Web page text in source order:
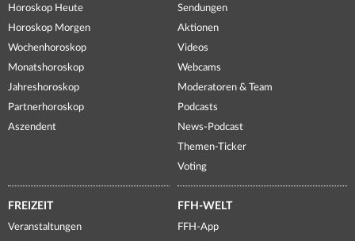
Horoskop Heute
Horoskop Morgen
Wochenhoroskop
Monatshoroskop
Jahreshoroskop
Partnerhoroskop
Aszendent
Sendungen
Aktionen
Videos
Webcams
Moderatoren & Team
Podcasts
News-Podcast
Themen-Ticker
Voting
FREIZEIT
Veranstaltungen
FFH-WELT
FFH-App